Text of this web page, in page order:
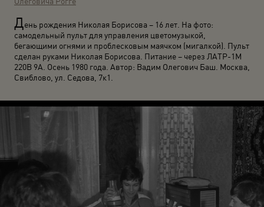
День рождения Николая Борисова – 16 лет. На фото:
самодельный пульт для управления цветомузыкой,
бегающими огнями и проблесковым маячком (мигалкой). Пульт
сделан руками Николая Борисова. Питание – через ЛАТР-1М
220В 9А. Осень 1980 года. Автор: Вадим Олегович Баш. Москва,
Свиблово, ул. Седова, 7к1.